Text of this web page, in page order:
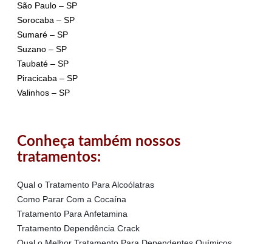
São Paulo – SP
Sorocaba – SP
Sumaré – SP
Suzano – SP
Taubaté – SP
Piracicaba – SP
Valinhos – SP
Conheça também nossos
tratamentos:
Qual o Tratamento Para Alcoólatras
Como Parar Com a Cocaína
Tratamento Para Anfetamina
Tratamento Dependência Crack